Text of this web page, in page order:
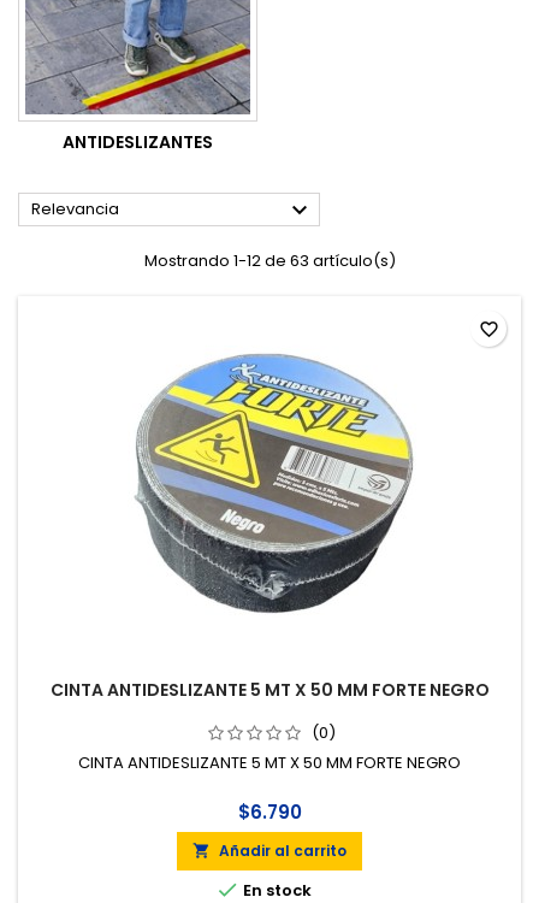
ANTIDESLIZANTES
Relevancia 
Mostrando 1-12 de 63 artículo(s)
CINTA ANTIDESLIZANTE 5 MT X 50 MM FORTE NEGRO
(0)
CINTA ANTIDESLIZANTE 5 MT X 50 MM FORTE NEGRO
$6.790
 Añadir al carrito
 En stock
favorite_border